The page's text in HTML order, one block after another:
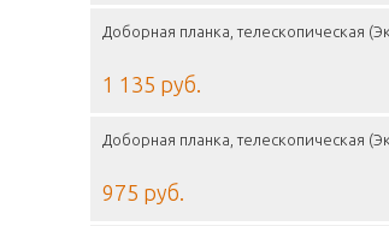
Доборная планка, телескопическая
1 135 руб.
Доборная планка, телескопическая
975 руб.